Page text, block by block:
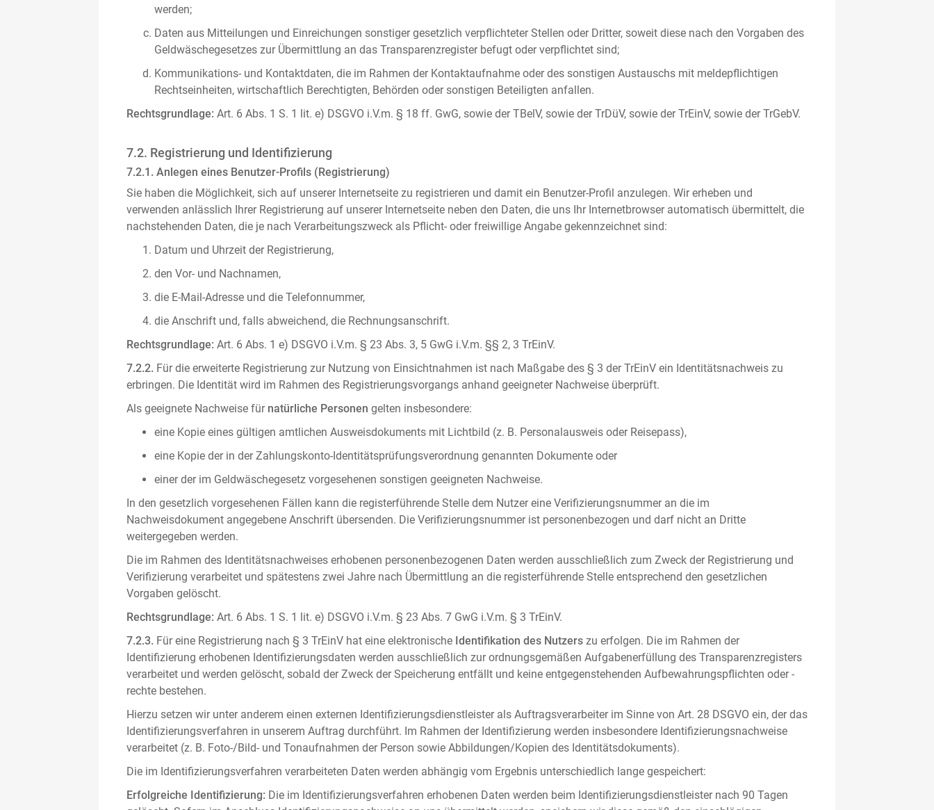
werden;
Daten aus Mitteilungen und Einreichungen sonstiger gesetzlich verpflichteter Stellen oder Dritter, soweit diese nach den Vorgaben des
Geldwäschegesetzes zur Übermittlung an das Transparenzregister befugt oder verpflichtet sind;
Kommunikations- und Kontaktdaten, die im Rahmen der Kontaktaufnahme oder des sonstigen Austauschs mit meldepflichtigen
Rechtseinheiten, wirtschaftlich Berechtigten, Behörden oder sonstigen Beteiligten anfallen.
Rechtsgrundlage: Art. 6 Abs. 1 S. 1 lit. e) DSGVO i.V.m. § 18 ff. GwG, sowie der TBelV, sowie der TrDüV, sowie der TrEinV, sowie der TrGebV.
7.2. Registrierung und Identifizierung
7.2.1. Anlegen eines Benutzer-Profils (Registrierung)
Sie haben die Möglichkeit, sich auf unserer Internetseite zu registrieren und damit ein Benutzer-Profil anzulegen. Wir erheben und
verwenden anlässlich Ihrer Registrierung auf unserer Internetseite neben den Daten, die uns Ihr Internetbrowser automatisch übermittelt, die
nachstehenden Daten, die je nach Verarbeitungszweck als Pflicht- oder freiwillige Angabe gekennzeichnet sind:
Datum und Uhrzeit der Registrierung,
den Vor- und Nachnamen,
die E-Mail-Adresse und die Telefonnummer,
die Anschrift und, falls abweichend, die Rechnungsanschrift.
Rechtsgrundlage: Art. 6 Abs. 1 e) DSGVO i.V.m. § 23 Abs. 3, 5 GwG i.V.m. §§ 2, 3 TrEinV.
7.2.2. Für die erweiterte Registrierung zur Nutzung von Einsichtnahmen ist nach Maßgabe des § 3 der TrEinV ein Identitätsnachweis zu
erbringen. Die Identität wird im Rahmen des Registrierungsvorgangs anhand geeigneter Nachweise überprüft.
Als geeignete Nachweise für natürliche Personen gelten insbesondere:
eine Kopie eines gültigen amtlichen Ausweisdokuments mit Lichtbild (z. B. Personalausweis oder Reisepass),
eine Kopie der in der Zahlungskonto-Identitätsprüfungsverordnung genannten Dokumente oder
einer der im Geldwäschegesetz vorgesehenen sonstigen geeigneten Nachweise.
In den gesetzlich vorgesehenen Fällen kann die registerführende Stelle dem Nutzer eine Verifizierungsnummer an die im
Nachweisdokument angegebene Anschrift übersenden. Die Verifizierungsnummer ist personenbezogen und darf nicht an Dritte
weitergegeben werden.
Die im Rahmen des Identitätsnachweises erhobenen personenbezogenen Daten werden ausschließlich zum Zweck der Registrierung und
Verifizierung verarbeitet und spätestens zwei Jahre nach Übermittlung an die registerführende Stelle entsprechend den gesetzlichen
Vorgaben gelöscht.
Rechtsgrundlage: Art. 6 Abs. 1 S. 1 lit. e) DSGVO i.V.m. § 23 Abs. 7 GwG i.V.m. § 3 TrEinV.
7.2.3. Für eine Registrierung nach § 3 TrEinV hat eine elektronische Identifikation des Nutzers zu erfolgen. Die im Rahmen der
Identifizierung erhobenen Identifizierungsdaten werden ausschließlich zur ordnungsgemäßen Aufgabenerfüllung des Transparenzregisters
verarbeitet und werden gelöscht, sobald der Zweck der Speicherung entfällt und keine entgegenstehenden Aufbewahrungspflichten oder -
rechte bestehen.
Hierzu setzen wir unter anderem einen externen Identifizierungsdienstleister als Auftragsverarbeiter im Sinne von Art. 28 DSGVO ein, der das
Identifizierungsverfahren in unserem Auftrag durchführt. Im Rahmen der Identifizierung werden insbesondere Identifizierungsnachweise
verarbeitet (z. B. Foto-/Bild- und Tonaufnahmen der Person sowie Abbildungen/Kopien des Identitätsdokuments).
Die im Identifizierungsverfahren verarbeiteten Daten werden abhängig vom Ergebnis unterschiedlich lange gespeichert:
Erfolgreiche Identifizierung: Die im Identifizierungsverfahren erhobenen Daten werden beim Identifizierungsdienstleister nach 90 Tagen